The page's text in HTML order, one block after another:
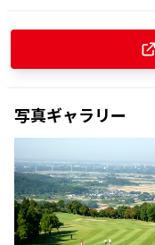
写真ギャラリー